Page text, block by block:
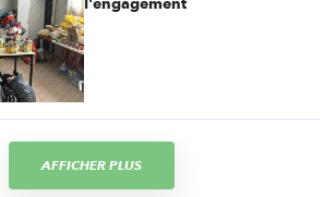
AFFICHER PLUS